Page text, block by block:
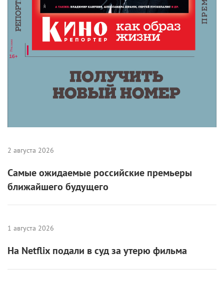
2 августа 2026
Самые ожидаемые российские премьеры
ближайшего будущего
1 августа 2026
На Netflix подали в суд за утерю фильма